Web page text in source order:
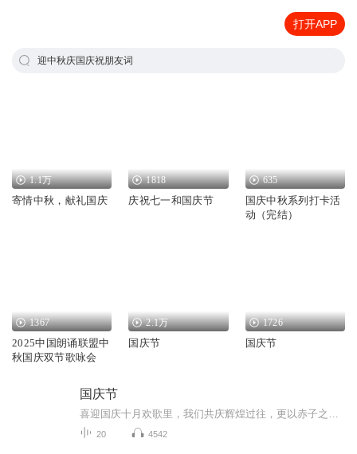
打开APP
迎中秋庆国庆祝朋友词
1.1万
寄情中秋，献礼国庆
1818
庆祝七一和国庆节
635
国庆中秋系列打卡活
动（完结）
1367
2025中国朗诵联盟中
秋国庆双节歌咏会
2.1万
国庆节
1726
国庆节
国庆节
20 4542